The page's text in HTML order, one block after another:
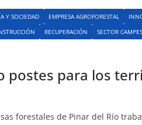
Y SOCIEDAD EMPRESA AGROFORESTAL
RECUPERACIÓN SECTOR
postes para los
forestales de Pinar del Río